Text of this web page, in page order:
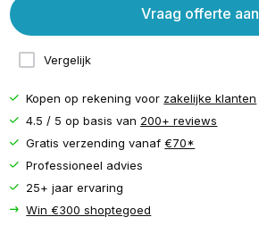
Vergelijk
Vraag offerte aan
Kopen op rekening voor zakelijke klanten
4.5 / 5 op basis van 200+ reviews
Gratis verzending vanaf€70*
Professioneel advies
25+ jaar ervaring
Win €300 shoptegoed